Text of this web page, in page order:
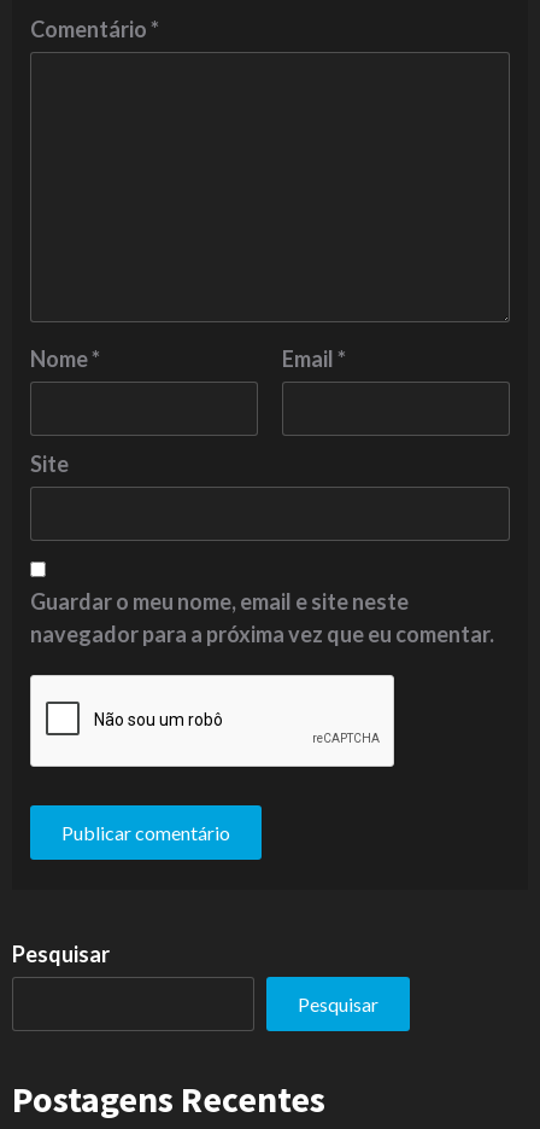
Comentário*
Nome* Email*
Site
Guardar o meu nome, email e site neste
navegador para a próxima vez que eu comentar.
Pesquisar
Pesquisar
Postagens Recentes